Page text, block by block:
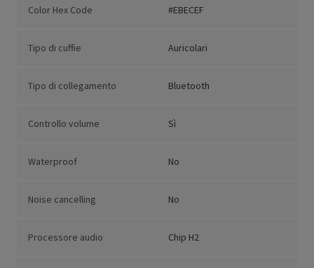
Color Hex Code #EBECEF
Tipo di cuffie Auricolari
Tipo di collegamento Bluetooth
Controllo volume Sì
Waterproof No
Noise cancelling No
Processore audio Chip H2